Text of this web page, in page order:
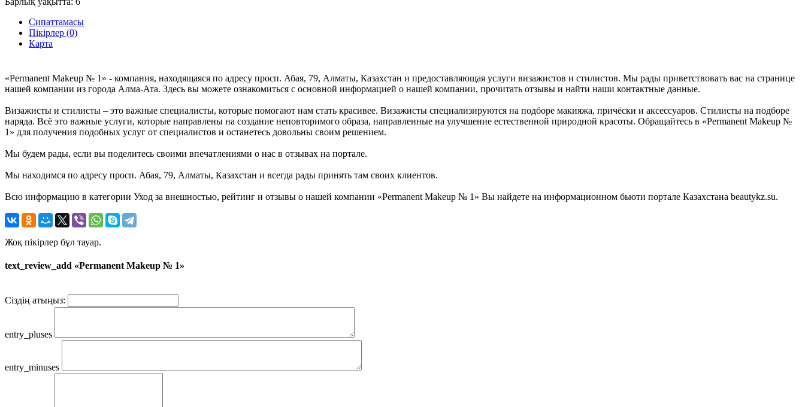
Сипаттамасы
Пікірлер (0)
Карта
«Permanent Makeup № 1» - компания, находящаяся по адресу просп. Абая, 79, Алматы, Казахстан и предоставляющая услуги визажистов и стилистов. Мы рады приветствовать вас на странице
нашей компании из города Алма-Ата. Здесь вы можете ознакомиться с основной информацией о нашей компании, прочитать отзывы и найти наши контактные данные.
Визажисты и стилисты – это важные специалисты, которые помогают нам стать красивее. Визажисты специализируются на подборе макияжа, причёски и аксессуаров. Стилисты на подборе
наряда. Всё это важные услуги, которые направлены на создание неповторимого образа, направленные на улучшение естественной природной красоты. Обращайтесь в «Permanent Makeup №
1» для получения подобных услуг от специалистов и останетесь довольны своим решением.
Мы будем рады, если вы поделитесь своими впечатлениями о нас в отзывах на портале.
Мы находимся по адресу просп. Абая, 79, Алматы, Казахстан и всегда рады принять там своих клиентов.
Всю информацию в категории Уход за внешностью, рейтинг и отзывы о нашей компании «Permanent Makeup № 1» Вы найдете на информационном бьюти портале Казахстана beautykz.su.
Жоқ пікірлер бұл тауар.
text_review_add «Permanent Makeup № 1»
Сіздің атыңыз:
entry_pluses
entry_minuses